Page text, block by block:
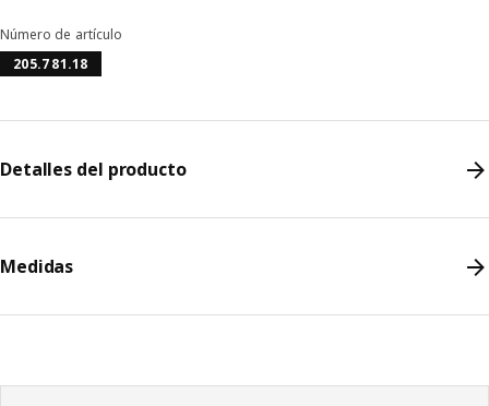
Número de artículo
205.781.18
Detalles del producto
Medidas